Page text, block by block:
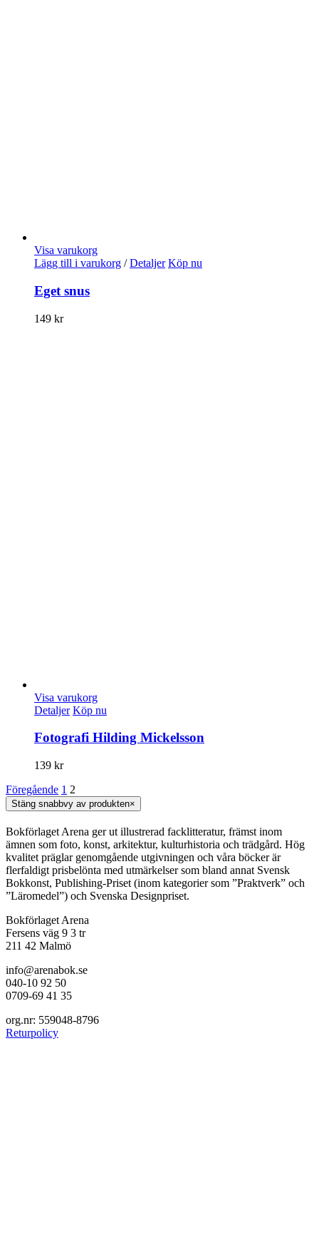
Visa varukorg
Lägg till i varukorg / Detaljer Köp nu
Eget snus
149 kr
Visa varukorg
Detaljer Köp nu
Fotografi Hilding Mickelsson
139 kr
Föregående 1 2
Stäng snabbvy av produkten×
Bokförlaget Arena ger ut illustrerad facklitteratur, främst inom
ämnen som foto, konst, arkitektur, kulturhistoria och trädgård. Hög
kvalitet präglar genomgående utgivningen och våra böcker är
flerfaldigt prisbelönta med utmärkelser som bland annat Svensk
Bokkonst, Publishing-Priset (inom kategorier som ”Praktverk” och
”Läromedel”) och Svenska Designpriset.
Bokförlaget Arena
Fersens väg 9 3 tr
211 42 Malmö
info@arenabok.se
040-10 92 50
0709-69 41 35
org.nr: 559048-8796
Returpolicy